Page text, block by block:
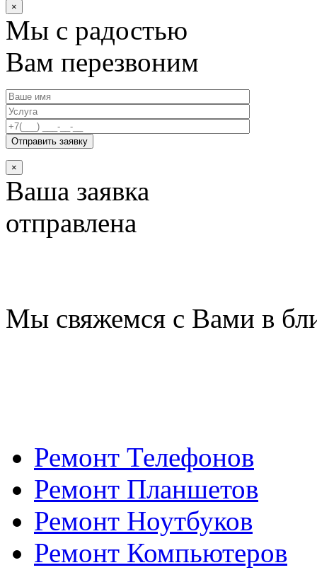
×
Мы с радостью
Вам перезвоним
×
Ваша заявка
отправлена
Мы свяжемся с Вами в
Ремонт Телефонов
Ремонт Планшетов
Ремонт Ноутбуков
Ремонт Компьютеров